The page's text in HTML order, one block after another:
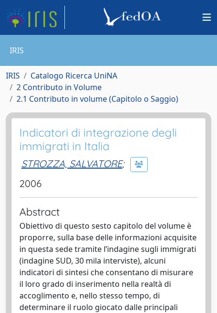
IRIS
IRIS
Catalogo Ricerca UniNA
2 Contributo in Volume
2.1 Contributo in volume (Capitolo o Saggio)
Indicatori di integrazione degli
immigrati in Italia
STROZZA, SALVATORE;
2006
Abstract
Obiettivo di questo sesto capitolo del volume è
proporre, sulla base delle informazioni acquisite
in questa sede tramite l’indagine sugli immigrati
(indagine SUD, 30 mila interviste), alcuni
indicatori di sintesi che consentano di misurare
il loro grado di inserimento nella realtà di
accoglimento e, nello stesso tempo, di
determinare il ruolo giocato dalle principali